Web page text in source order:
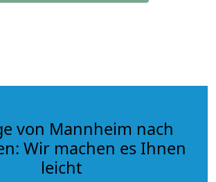
von Mannheim nach
Wir machen es Ihnen
leicht